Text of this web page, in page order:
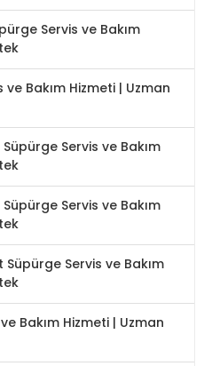
Servis ve Bakım
Bakım Hizmeti | Uzman
Servis ve Bakım
Servis ve Bakım
Servis ve Bakım
Bakım Hizmeti | Uzman